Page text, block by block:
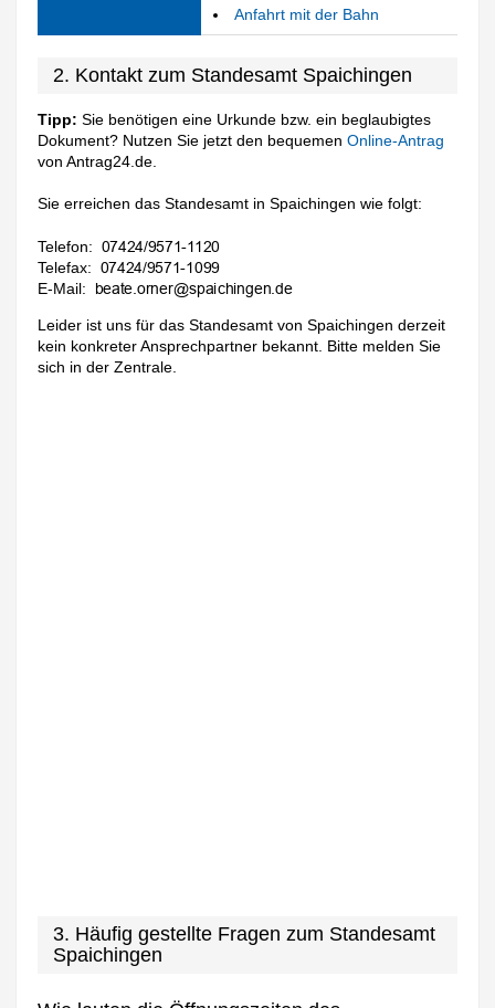
Anfahrt mit der Bahn
2. Kontakt zum Standesamt Spaichingen
Tipp: Sie benötigen eine Urkunde bzw. ein beglaubigtes
Dokument? Nutzen Sie jetzt den bequemenOnline-Antrag
von Antrag24.de.
Sie erreichen das Standesamt in Spaichingen wie folgt:
Telefon:
Telefax:
E-Mail:
Leider ist uns für das Standesamt von Spaichingen derzeit
kein konkreter Ansprechpartner bekannt. Bitte melden Sie
sich in der Zentrale.
3. Häufig gestellte Fragen zum Standesamt
Spaichingen